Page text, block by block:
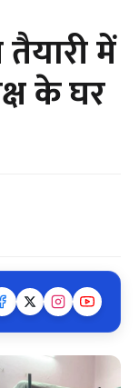
में
के घर